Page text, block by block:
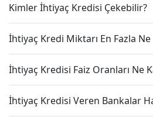
Kimler İhtiyaç Kredisi Çekebilir?
İhtiyaç Kredi Miktarı En Fazla Ne
İhtiyaç Kredisi Faiz Oranları Ne
İhtiyaç Kredisi Veren Bankalar